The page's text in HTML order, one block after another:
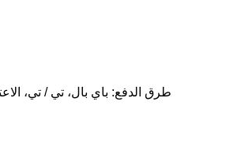
طرق الدفع: باي بال، تي / تي،